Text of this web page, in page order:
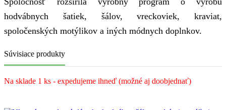
hodvábnych šatiek, šálov, vreckoviek, kraviat,
spoločenských motýlikov a iných módnych doplnkov.
Súvisiace produkty
Na sklade 1 ks - expedujeme ihneď (možné aj doobjednať)